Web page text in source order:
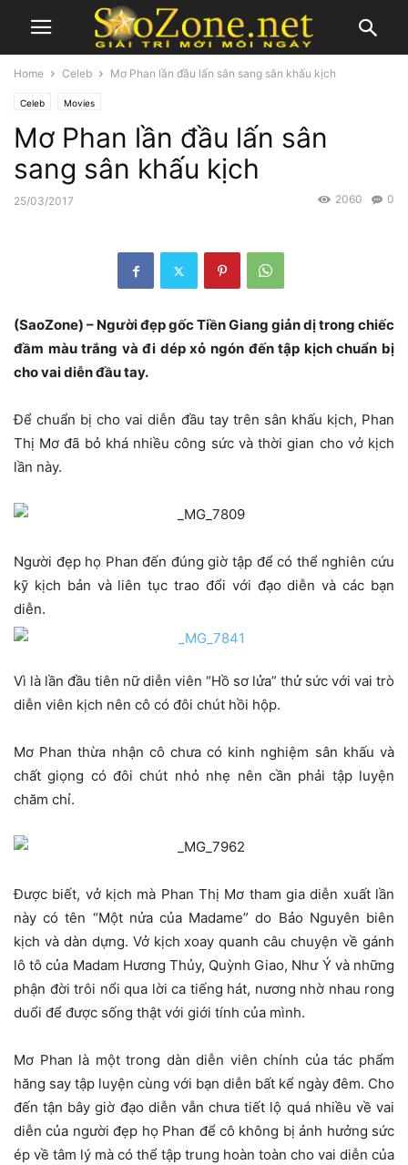
Home Celeb Mơ Phan lần đầu lấn sân sang sân khấu kịch
Celeb Movies
Mơ Phan lần đầu lấn sân
sang sân khấu kịch
25/03/2017 0
2060
(SaoZone) – Người đẹp gốc Tiền Giang giản dị trong chiếc
đầm màu trắng và đi dép xỏ ngón đến tập kịch chuẩn bị
cho vai diễn đầu tay.
Để chuẩn bị cho vai diễn đầu tay trên sân khấu kịch, Phan
Thị Mơ đã bỏ khá nhiều công sức và thời gian cho vở kịch
lần này.
Người đẹp họ Phan đến đúng giờ tập để có thể nghiên cứu
kỹ kịch bản và liên tục trao đổi với đạo diễn và các bạn
diễn.
Vì là lần đầu tiên nữ diễn viên “Hồ sơ lửa” thử sức với vai trò
diễn viên kịch nên cô có đôi chút hồi hộp.
Mơ Phan thừa nhận cô chưa có kinh nghiệm sân khấu và
chất giọng có đôi chút nhỏ nhẹ nên cần phải tập luyện
chăm chỉ.
Được biết, vở kịch mà Phan Thị Mơ tham gia diễn xuất lần
này có tên “Một nửa của Madame” do Bảo Nguyên biên
kịch và dàn dựng. Vở kịch xoay quanh câu chuyện về gánh
lô tô của Madam Hương Thủy, Quỳnh Giao, Như Ý và những
phận đời trôi nổi qua lời ca tiếng hát, nương nhờ nhau rong
duổi để được sống thật với giới tính của mình.
Mơ Phan là một trong dàn diễn viên chính của tác phẩm
hăng say tập luyện cùng với bạn diễn bất kể ngày đêm. Cho
đến tận bây giờ đạo diễn vẫn chưa tiết lộ quá nhiều về vai
diễn của người đẹp họ Phan để cô không bị ảnh hưởng sức
ép về tâm lý mà có thể tập trung hoàn toàn cho vai diễn của